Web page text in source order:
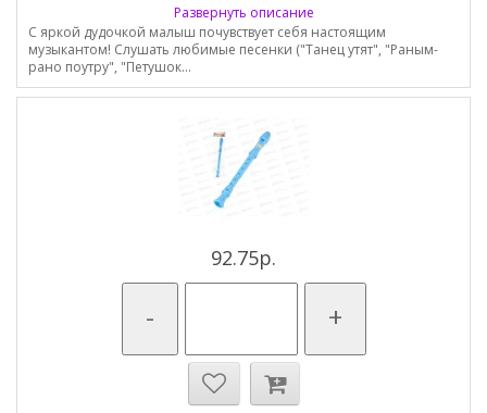
Развернуть описание
С яркой дудочкой малыш почувствует себя настоящим
музыкантом! Слушать любимые песенки ("Танец утят", "Раным-
рано поутру", "Петушок...
92.75р.
- +